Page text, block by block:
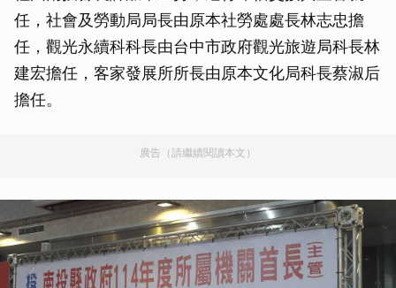
任，社會及勞動局局長由原本社勞處處長林志忠擔
任，觀光永續科科長由台中市政府觀光旅遊局科長林
建宏擔任，客家發展所所長由原本文化局科長蔡淑后
擔任。
廣告（請繼續閱讀本文）